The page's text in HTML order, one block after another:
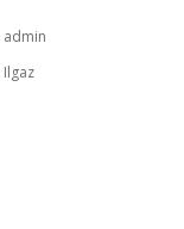
admin
Ilgaz